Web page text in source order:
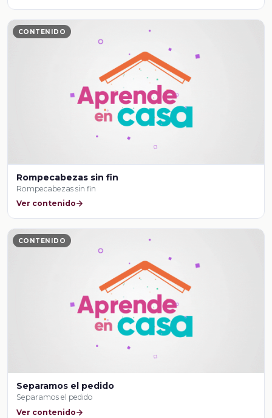
CONTENIDO
Rompecabezas sin fin
Rompecabezas sin fin
Ver contenido
CONTENIDO
Separamos el pedido
Separamos el pedido
Ver contenido